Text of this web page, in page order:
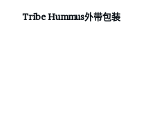
Tribe Hummus外带包装